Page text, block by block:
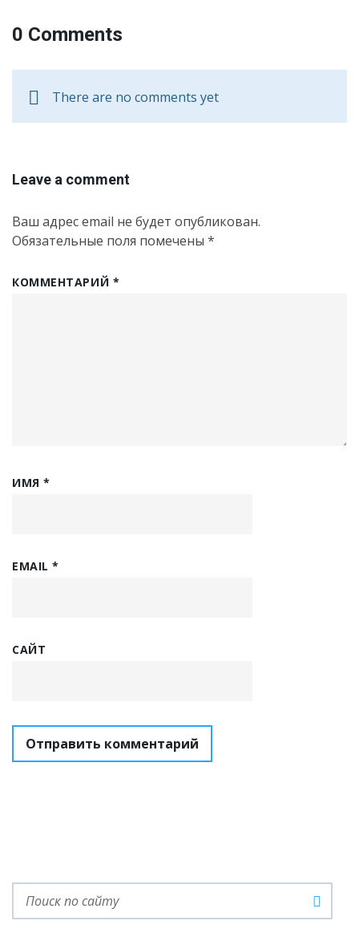
0 Comments
There are no comments yet
Leave a comment
Ваш адрес email не будет опубликован.
Обязательные поля помечены *
КОММЕНТАРИЙ *
ИМЯ*
EMAIL*
САЙТ